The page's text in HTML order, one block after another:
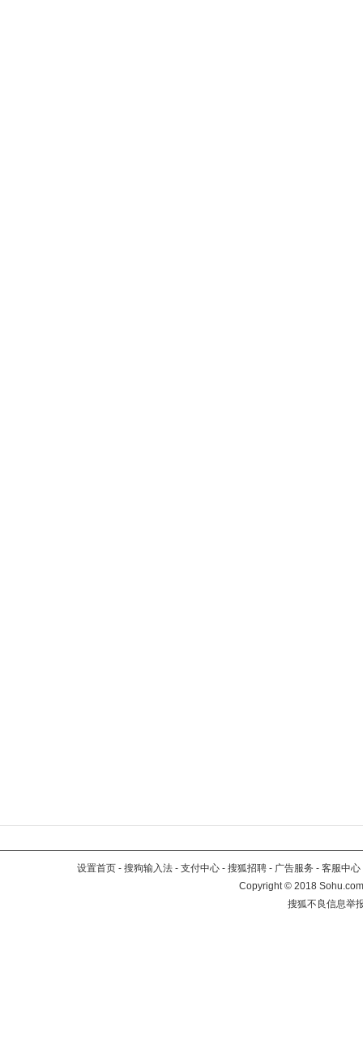
设置首页 - 搜狗输入法 - 支付中心 - 搜狐招聘 - 广告服务 - 客服中心
Copyright©2018
搜狐不良信息举